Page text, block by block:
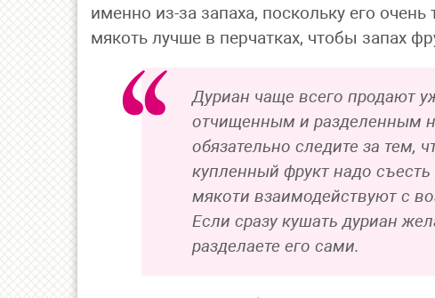
именно из-за запаха, поскольку его
мякоть лучше в перчатках, чтобы запах
Дуриан чаще всего продают
отчищенным и разделенным
обязательно следите за тем,
купленный фрукт надо
мякоти взаимодействуют с
Если сразу кушать дуриан
разделаете его сами.